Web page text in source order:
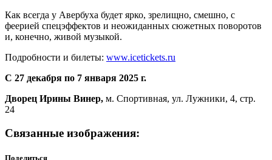
Как всегда у Авербуха будет ярко, зрелищно, смешно, с
феерией спецэффектов и неожиданных сюжетных поворотов
и, конечно, живой музыкой.
Подробности и билеты: www.icetickets.ru
С 27 декабря по 7 января 2025 г.
Дворец Ирины Винер, м. Спортивная, ул. Лужники, 4, стр.
24
Связанные изображения:
Поделиться